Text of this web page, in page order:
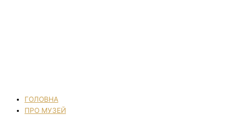
ГОЛОВНА
ПРО МУЗЕЙ